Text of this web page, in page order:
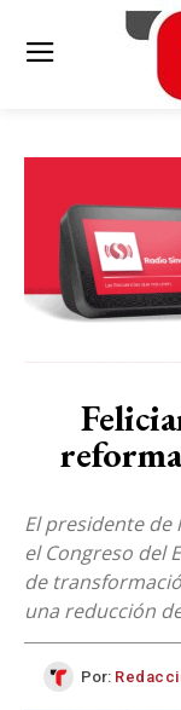
El presidente de
el Congreso del
de
una reducción
Por: